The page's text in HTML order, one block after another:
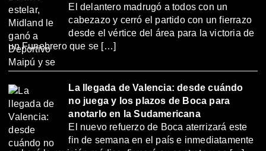
El delantero madrugó a todos con un
cabezazo y cerró el partido con un fierrazo
desde el vértice del área para la victoria de
un Funebrero que se […]
La llegada de Valencia: desde cuándo
no juega y los plazos de Boca para
anotarlo en la Sudamericana
El nuevo refuerzo de Boca aterrizará este
fin de semana en el país e inmediatamente